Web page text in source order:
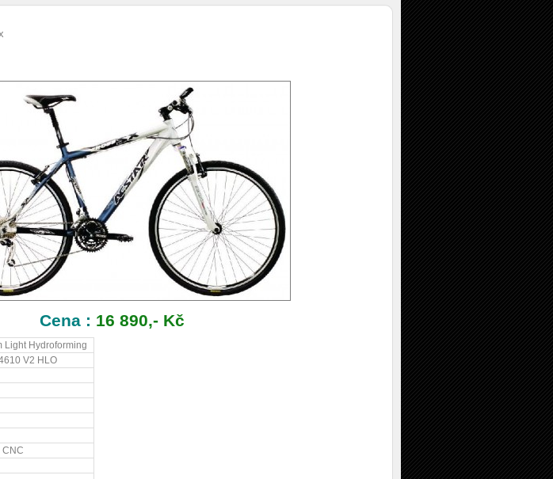
Cena : 16 890,- Kč
Light Hydroforming
V2 HLO
CNC